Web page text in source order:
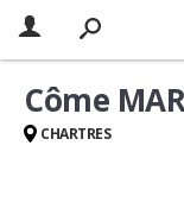
Côme
CHARTRES